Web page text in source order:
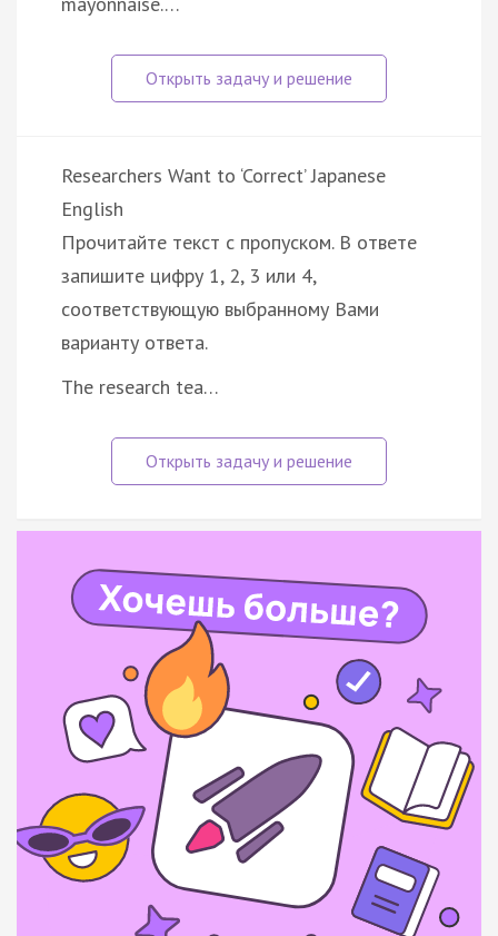
Researchers Want to ‘Correct’ Japanese
English
Прочитайте текст с пропуском. В ответе
запишите цифру 1, 2, 3 или 4,
соответствующую выбранному Вами
варианту ответа.
The research tea…